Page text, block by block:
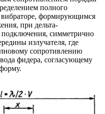
полного
формирующимся
при дельта-
подключения, симметрично
излучателя, где
сопротивлению
фидера, согласующему